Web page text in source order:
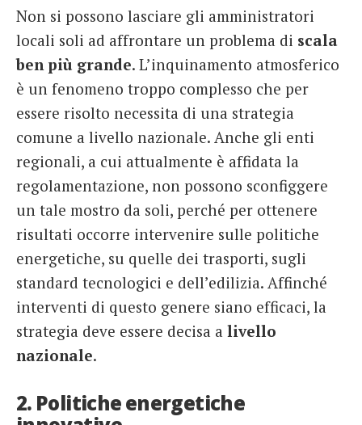
Non si possono lasciare gli amministratori
locali soli ad affrontare un problema di scala
ben più grande. L’inquinamento atmosferico
è un fenomeno troppo complesso che per
essere risolto necessita di una strategia
comune a livello nazionale. Anche gli enti
regionali, a cui attualmente è affidata la
regolamentazione, non possono sconfiggere
un tale mostro da soli, perché per ottenere
risultati occorre intervenire sulle politiche
energetiche, su quelle dei trasporti, sugli
standard tecnologici e dell’edilizia. Affinché
interventi di questo genere siano efficaci, la
strategia deve essere decisa a livello
nazionale.
2. Politiche energetiche